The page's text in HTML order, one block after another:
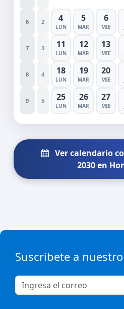
6 2 4
LUN
5
MAR
6
MIE
7 3 11
LUN
12
MAR
13
MIE
8 4 18
LUN
19
MAR
20
MIE
9 5 25
LUN
26
MAR
27
MIE
Ver calendario
2030 en
Suscribete a